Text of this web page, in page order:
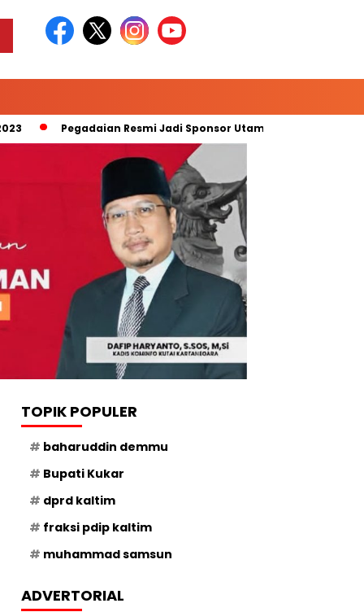
Pegadaian Resmi Jadi Sponsor Utama “Pegadaian Liga 2
TOPIK POPULER
baharuddin demmu
Bupati Kukar
dprd kaltim
fraksi pdip kaltim
muhammad samsun
ADVERTORIAL